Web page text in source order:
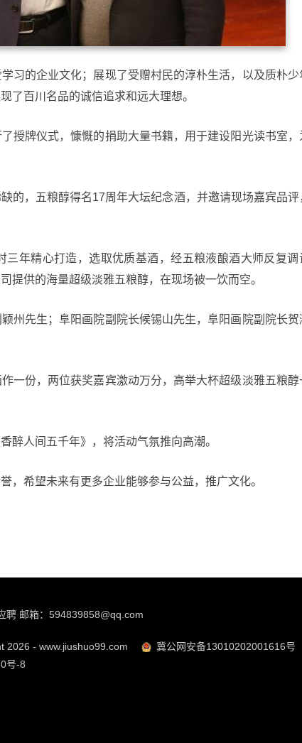
习的企业文化；展现了受赠村民的淳朴生活，以及质朴少
了百川名品的诚信追求和远大理想。
授牌仪式，慷慨的捐助大量书籍，用于建设阳光读书室，
的，五粮醇得名17周年大坛纪念酒，并邀请现场嘉宾品评
年精心打造，选取优质基酒，经五粮液酿酒大师反复调
提供的海量超级淡雅五粮醇，在现场被一饮而空。
州先生；阜阳画院副院长候锡山先生，阜阳画院副院长贺
一份，两位获奖嘉宾激动万分，高举大杯超级淡雅五粮醇
醉人间五千年》，将活动气氛推向高潮。
，希望未来有更多企业能够参与公益，推广文化。
聘 邮箱：594839858@qq.com
2026 - www.jiushuo99.com
冀公网安备13010202001616号
号-8